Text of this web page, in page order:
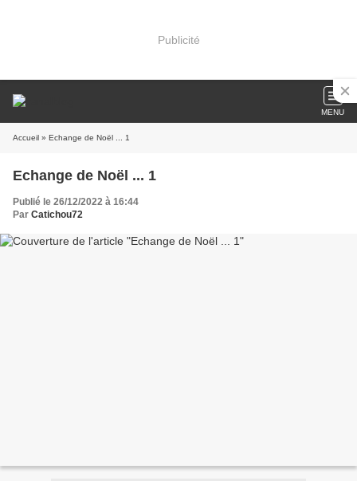
Publicité
MENU
Accueil » Echange de Noël ... 1
Echange de Noël ... 1
Publié le 26/12/2022 à 16:44
Par Catichou72